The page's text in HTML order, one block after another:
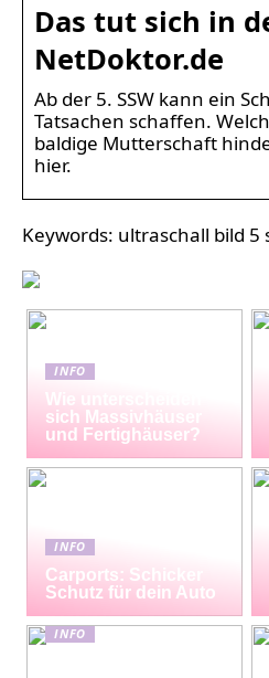
Das tut sich in
NetDoktor.de
Ab der 5. SSW kann ein
Tatsachen schaffen.
baldige Mutterschaft
hier.
Keywords: ultraschall bild 5
INFO
Wie unterscheiden
sich Massivhäuser
und Fertighäuser?
INFO
Carports: Schicker
Schutz für dein Auto
INFO